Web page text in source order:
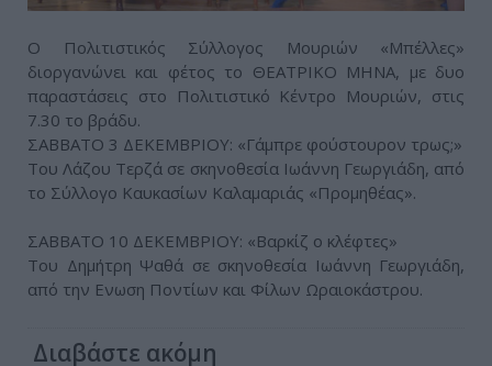
Ο Πολιτιστικός Σύλλογος Μουριών «Μπέλλες»
διοργανώνει και φέτος το ΘΕΑΤΡΙΚΟ ΜΗΝΑ, με δυο
παραστάσεις στο Πολιτιστικό Κέντρο Μουριών, στις
7.30 το βράδυ.
ΣΑΒΒΑΤΟ 3 ΔΕΚΕΜΒΡΙΟΥ: «Γάμπρε φούστουρον τρως;»
Του Λάζου Τερζά σε σκηνοθεσία Ιωάννη Γεωργιάδη, από
το Σύλλογο Καυκασίων Καλαμαριάς «Προμηθέας».
ΣΑΒΒΑΤΟ 10 ΔΕΚΕΜΒΡΙΟΥ: «Βαρκίζ ο κλέφτες»
Του Δημήτρη Ψαθά σε σκηνοθεσία Ιωάννη Γεωργιάδη,
από την Ενωση Ποντίων και Φίλων Ωραιοκάστρου.
Διαβάστε ακόμη